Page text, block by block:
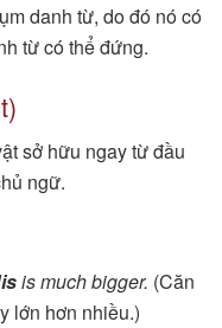
danh từ, do đó nó có
từ có thể đứng.
sở hữu ngay từ đầu
ngữ.
is much bigger. (Căn
lớn hơn nhiều.)